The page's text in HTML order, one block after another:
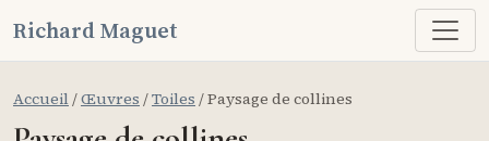
Richard Maguet
Accueil/Œuvres /Toiles / Paysage de collines